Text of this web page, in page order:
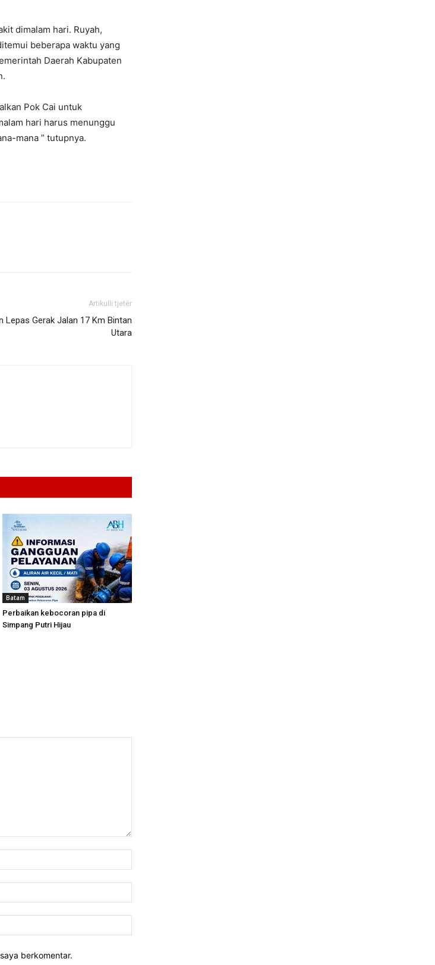
dimalam hari. Ruyah,
beberapa waktu yang
Daerah Kabupaten
Pok Cai untuk
hari harus menunggu
mana ” tutupnya.
Artikulli tjetër
Lepas Gerak Jalan 17 Km Bintan
Utara
Batam
Perbaikan kebocoran pipa di
Simpang Putri Hijau
berkomentar.